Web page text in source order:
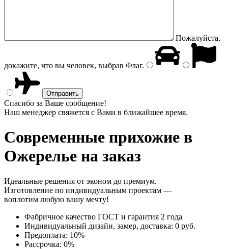
Пожалуйста,
докажите, что вы человек, выбрав Флаг.
Спасибо за Ваше сообщение!
Наш менеджер свяжется с Вами в ближайшее время.
Современные прихожие в
Ожерелье на заказ
Идеальные решения от эконом до премиум.
Изготовление по индивидуальным проектам —
воплотим любую вашу мечту!
Фабричное качество ГОСТ и гарантия 2 года
Индивидуальный дизайн, замер, доставка: 0 руб.
Предоплата: 10%
Рассрочка: 0%